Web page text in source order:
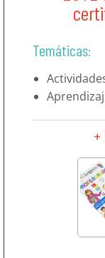
Temáticas:
+